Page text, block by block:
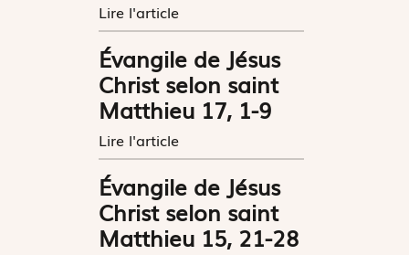
Lire l'article
Évangile de Jésus
Christ selon saint
Matthieu 17, 1-9
Lire l'article
Évangile de Jésus
Christ selon saint
Matthieu 15, 21-28